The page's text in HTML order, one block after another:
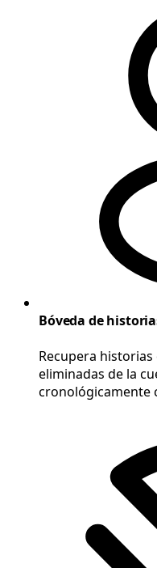
Bóveda de
Recupera historias
eliminadas de la
cronológicamente